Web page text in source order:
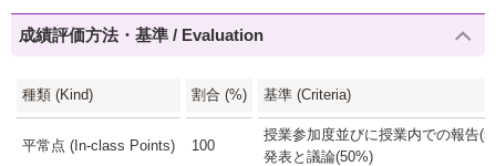
成績評価方法・基準 / Evaluation
種類 (Kind) 割合 (%) 基準 (Criteria)
平常点 (In-class Points) 100
授業参加度並びに授業内での報告
発表と議論(50%)